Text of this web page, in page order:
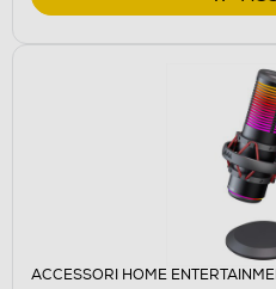
ACCESSORI HOME